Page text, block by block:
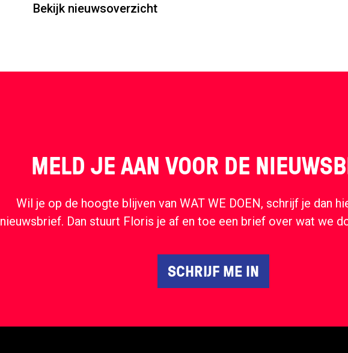
Bekijk nieuwsoverzicht
MELD JE AAN VOOR DE
Wil je op de hoogte blijven van WAT WE DOEN, schrijf je dan
nieuwsbrief. Dan stuurt Floris je af en toe een brief over wat we
SCHRIJF ME IN